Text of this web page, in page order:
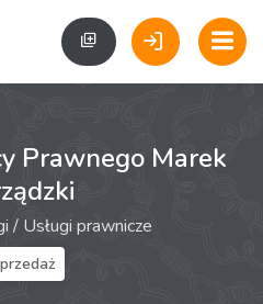
Prawnego Marek
/ Usługi prawnicze